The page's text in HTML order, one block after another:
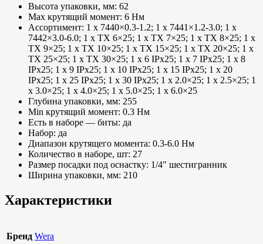
Высота упаковки, мм: 62
Max крутящий момент: 6 Нм
Ассортимент: 1 x 7440×0.3-1.2; 1 x 7441×1.2-3.0; 1 x
7442×3.0-6.0; 1 x TX 6×25; 1 x TX 7×25; 1 x TX 8×25; 1 x
TX 9×25; 1 x TX 10×25; 1 x TX 15×25; 1 x TX 20×25; 1 x
TX 25×25; 1 x TX 30×25; 1 x 6 IPx25; 1 x 7 IPx25; 1 x 8
IPx25; 1 x 9 IPx25; 1 x 10 IPx25; 1 x 15 IPx25; 1 x 20
IPx25; 1 x 25 IPx25; 1 x 30 IPx25; 1 x 2.0×25; 1 x 2.5×25; 1
x 3.0×25; 1 x 4.0×25; 1 x 5.0×25; 1 x 6.0×25
Глубина упаковки, мм: 255
Min крутящий момент: 0.3 Нм
Есть в наборе — биты: да
Набор: да
Диапазон крутящего момента: 0.3-6.0 Нм
Количество в наборе, шт: 27
Размер посадки под оснастку: 1/4" шестигранник
Ширина упаковки, мм: 210
Характеристики
Бренд Wera